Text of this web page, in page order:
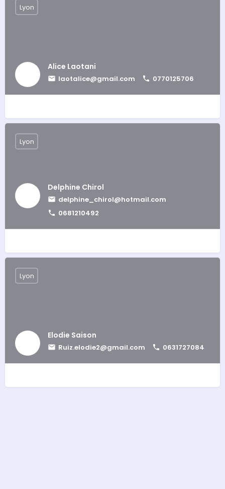
Alice Laotani
laotalice@gmail.com 0770125706
Lyon
Delphine Chirol
delphine_chirol@hotmail.com
0681210492
Lyon
Elodie Saison
Ruiz.elodie2@gmail.com 0631727084
Lyon